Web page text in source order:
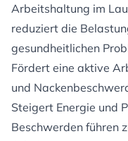
Arbeitshaltung im
reduziert die
gesundheitlichen
Fördert eine aktive
und
Steigert Energie und
Beschwerden führen